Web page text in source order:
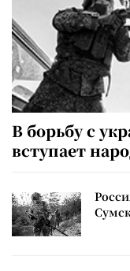
В борьбу с
вступает